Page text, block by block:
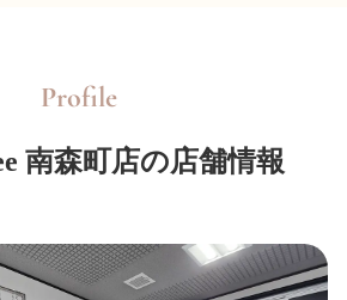
Profile
南森町店の店舗情報